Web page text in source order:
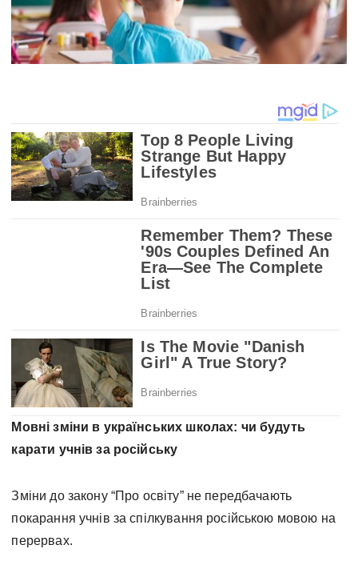
Мовні зміни в українських школах: чи будуть
карати учнів за російську
Зміни до закону “Про освіту” не передбачають
покарання учнів за спілкування російською мовою на
перервах.